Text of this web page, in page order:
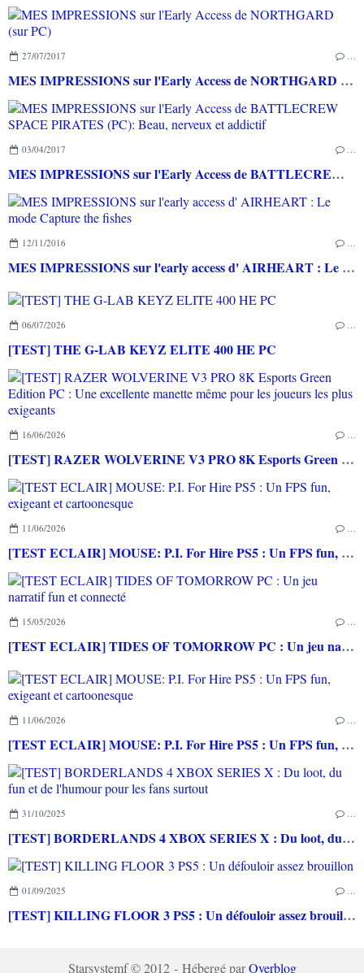
27/07/2017 …
MES IMPRESSIONS sur l'Early Access de NORTHGARD (sur PC)
03/04/2017 …
MES IMPRESSIONS sur l'Early Access de BATTLECREW SPACE PIRATES (PC): Beau, nerveux et addictif
12/11/2016 …
MES IMPRESSIONS sur l'early access d' AIRHEART : Le mode Capture the fishes
06/07/2026 …
[TEST] THE G-LAB KEYZ ELITE 400 HE PC
16/06/2026 …
[TEST] RAZER WOLVERINE V3 PRO 8K Esports Green Edition PC : Une excellente manette même pour les joueurs les plus exigeants
11/06/2026 …
[TEST ECLAIR] MOUSE: P.I. For Hire PS5 : Un FPS fun, exigeant et cartoonesque
15/05/2026 …
[TEST ECLAIR] TIDES OF TOMORROW PC : Un jeu narratif fun et connecté
11/06/2026 …
[TEST ECLAIR] MOUSE: P.I. For Hire PS5 : Un FPS fun, exigeant et cartoonesque
31/10/2025 …
[TEST] BORDERLANDS 4 XBOX SERIES X : Du loot, du fun et de l'humour pour les fans surtout
01/09/2025 …
[TEST] KILLING FLOOR 3 PS5 : Un défouloir assez brouillon
Starsystemf © 2012 - Hébergé parOverblog